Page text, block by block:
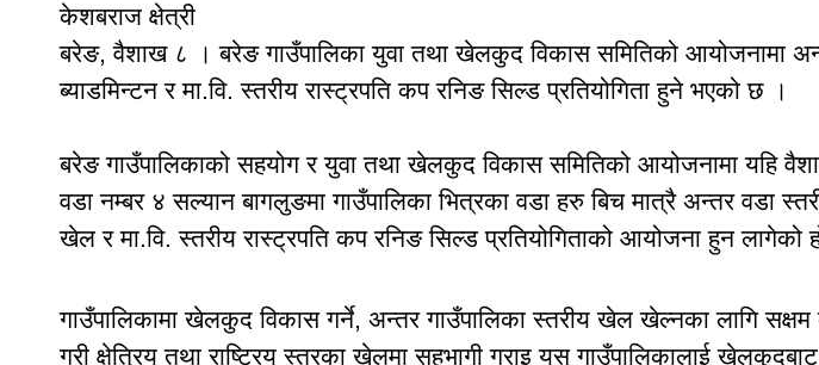
केशबराज क्षेत्री
बरेङ, वैशाख ८ । बरेङ गाउँपालिका युवा तथा खेलकुद विकास समितिको आयोजनामा
ब्याडमिन्टन र मा.वि. स्तरीय रास्ट्रपति कप रनिङ सिल्ड प्रतियोगिता हुने भएको छ ।
बरेङ गाउँपालिकाको सहयोग र युवा तथा खेलकुद विकास समितिको आयोजनामा यहि
वडा नम्बर ४ सल्यान बागलुङमा गाउँपालिका भित्रका वडा हरु बिच मात्रै अन्तर वडा
खेल र मा.वि. स्तरीय रास्ट्रपति कप रनिङ सिल्ड प्रतियोगिताको आयोजना हुन लागेको
गाउँपालिकामा खेलकुद विकास गर्ने, अन्तर गाउँपालिका स्तरीय खेल खेल्नका लागि
गरी क्षेत्रिय तथा राष्ट्रिय स्तरका खेलमा सहभागी गराइ यस गाउँपालिकालाई